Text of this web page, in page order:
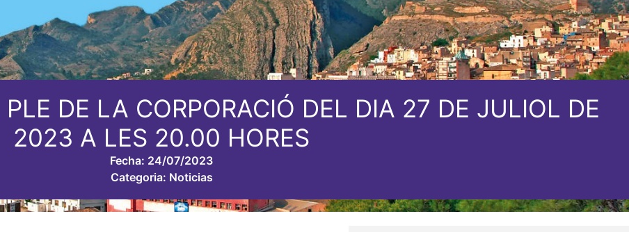
DE LA CORPORACIÓ DEL DIA 27 DE JULIOL DE
2023 A LES 20.00 HORES
Fecha: 24/07/2023
Categoria: Noticias